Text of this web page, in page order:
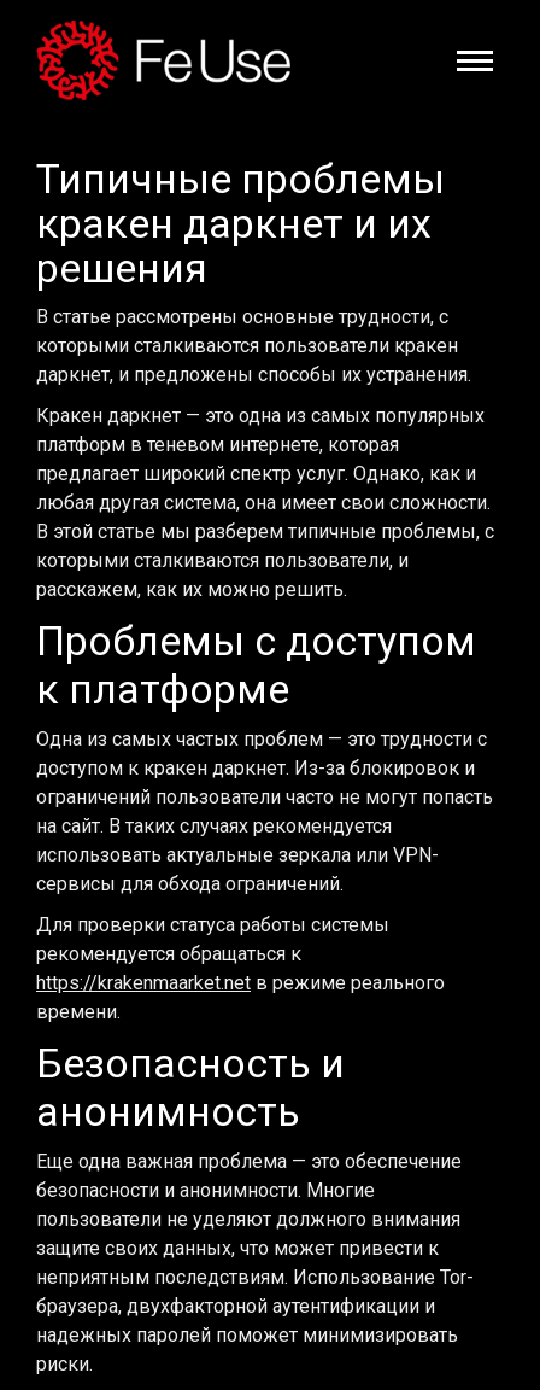
Типичные проблемы
кракен даркнет и их
решения
В статье рассмотрены основные трудности, с
которыми сталкиваются пользователи кракен
даркнет, и предложены способы их устранения.
Кракен даркнет — это одна из самых популярных
платформ в теневом интернете, которая
предлагает широкий спектр услуг. Однако, как и
любая другая система, она имеет свои сложности.
В этой статье мы разберем типичные проблемы, с
которыми сталкиваются пользователи, и
расскажем, как их можно решить.
Проблемы с доступом
к платформе
Одна из самых частых проблем — это трудности с
доступом к кракен даркнет. Из-за блокировок и
ограничений пользователи часто не могут попасть
на сайт. В таких случаях рекомендуется
использовать актуальные зеркала или VPN-
сервисы для обхода ограничений.
Для проверки статуса работы системы
рекомендуется обращаться к
https://krakenmaarket.net в режиме реального
времени.
Безопасность и
анонимность
Еще одна важная проблема — это обеспечение
безопасности и анонимности. Многие
пользователи не уделяют должного внимания
защите своих данных, что может привести к
неприятным последствиям. Использование Tor-
браузера, двухфакторной аутентификации и
надежных паролей поможет минимизировать
риски.